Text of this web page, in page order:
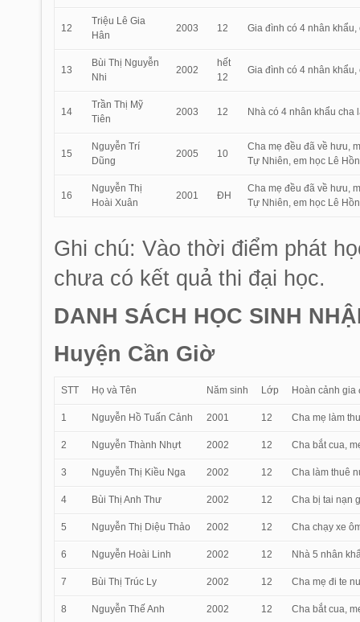
12
Triệu Lê Gia
Hân
2003 12 Gia đình có 4 nhân
13
Bùi Thị Nguyễn
Nhi
2002
hết
12
Gia đình có 4 nhân
14
Trần Thị Mỹ
Tiên
2003 12 Nhà có 4 nhân khẩu cha
15
Nguyễn Trí
Dũng
2005 10
Cha mẹ đều đã về hưu,
Tự Nhiên, em học Lê
16
Nguyễn Thị
Hoài Xuân
2001 ĐH
Cha mẹ đều đã về hưu,
Tự Nhiên, em học Lê
Ghi chú: Vào thời điểm phát
chưa có kết quả thi đại học.
DANH SÁCH HỌC SINH
Huyện Cần Giờ
STT Họ và Tên Năm sinh Lớp Hoàn cảnh gia
1 Nguyễn Hồ Tuấn Cảnh 2001 12 Cha mẹ làm
2 Nguyễn Thành Nhựt 2002 12 Cha bắt cua,
3 Nguyễn Thị Kiều Nga 2002 12 Cha làm thuê
4 Bùi Thị Anh Thư 2002 12 Cha bị tai nạn
5 Nguyễn Thị Diệu Thảo 2002 12 Cha chạy xe
6 Nguyễn Hoài Linh 2002 12 Nhà 5 nhân
7 Bùi Thị Trúc Ly 2002 12 Cha mẹ đi te
8 Nguyễn Thế Anh 2002 12 Cha bắt cua,